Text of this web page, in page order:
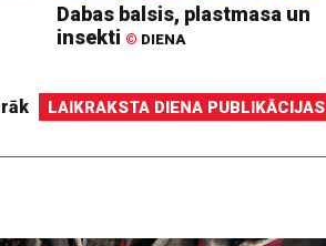
Dabas balsis, plastmasa un
insekti © DIENA
LAIKRAKSTA DIENA PUBLIKĀCIJAS